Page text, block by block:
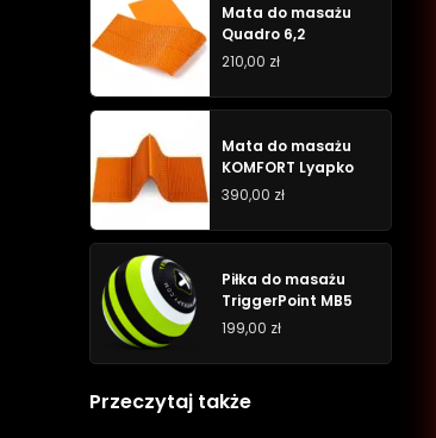
Mata do masażu
Quadro 6,2
210,00 zł
Mata do masażu
KOMFORT Lyapko
390,00 zł
Piłka do masażu
TriggerPoint MB5
199,00 zł
Przeczytaj także